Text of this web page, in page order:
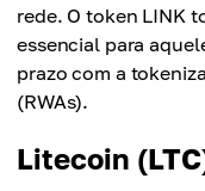
rede. O token LINK
essencial para
prazo com a
(RWAs).
Litecoin